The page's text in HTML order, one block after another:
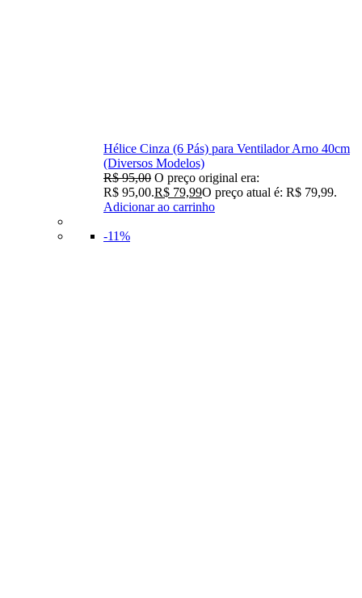
Hélice Cinza (6 Pás) para Ventilador Arno 40cm
(Diversos Modelos)
R$95,00 O preço original era:
R$ 95,00.R$ 79,99O preço atual é: R$ 79,99.
Adicionar ao carrinho
-11%